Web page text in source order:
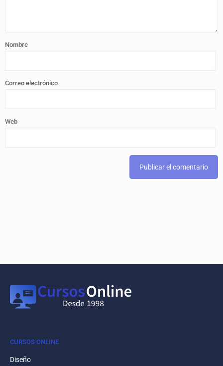
Nombre
Correo electrónico
Web
CURSOS ONLINE
Diseño